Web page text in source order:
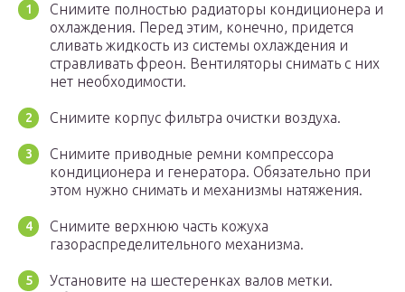
Снимите полностью радиаторы кондиционера и
охлаждения. Перед этим, конечно, придется
сливать жидкость из системы охлаждения и
стравливать фреон. Вентиляторы снимать с них
нет необходимости.
Снимите корпус фильтра очистки воздуха.
Снимите приводные ремни компрессора
кондиционера и генератора. Обязательно при
этом нужно снимать и механизмы натяжения.
Снимите верхнюю часть кожуха
газораспределительного механизма.
Установите на шестеренках валов метки.